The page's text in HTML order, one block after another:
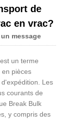
de
en vrac?
message
est un terme
en pièces
Les
courants de
Break Bulk
y compris des